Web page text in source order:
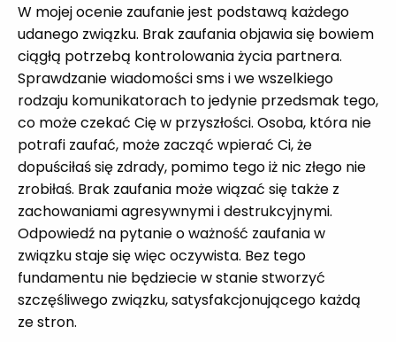
W mojej ocenie zaufanie jest podstawą każdego
udanego związku. Brak zaufania objawia się bowiem
ciągłą potrzebą kontrolowania życia partnera.
Sprawdzanie wiadomości sms i we wszelkiego
rodzaju komunikatorach to jedynie przedsmak tego,
co może czekać Cię w przyszłości. Osoba, która nie
potrafi zaufać, może zacząć wpierać Ci, że
dopuściłaś się zdrady, pomimo tego iż nic złego nie
zrobiłaś. Brak zaufania może wiązać się także z
zachowaniami agresywnymi i destrukcyjnymi.
Odpowiedź na pytanie o ważność zaufania w
związku staje się więc oczywista. Bez tego
fundamentu nie będziecie w stanie stworzyć
szczęśliwego związku, satysfakcjonującego każdą
ze stron.